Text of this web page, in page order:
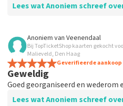
Lees wat Anoniem schreef
Beoordeling van Anoniem over
Erg duur
Beste klant, Bedankt voor het
Reactie van
Anoniem van Veenendaal
Bij TopTicketShop kaarten gekocht
Malieveld, Den Haag
Geverifieerde aankoop
Geweldig
Goed georganiseerd en wederom
Lees wat Anoniem schreef